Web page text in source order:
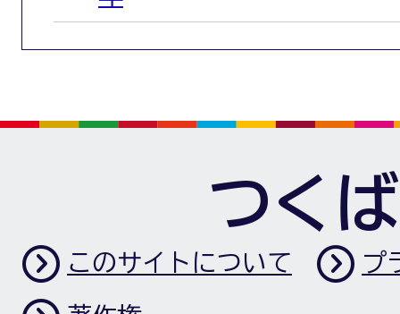
つく
このサイトについて プ